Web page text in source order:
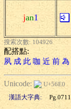
jan1
搜索次數: 104926
配搭點:
夙 成 此 咖 近 前 為
Unicode:
U+56E0
漢語大字典:
Pg.0711